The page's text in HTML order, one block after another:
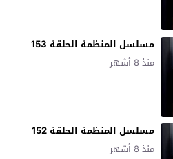
مسلسل المنظمة الحلقة 153
منذ 8 أشهر
مسلسل المنظمة الحلقة 152
منذ 8 أشهر